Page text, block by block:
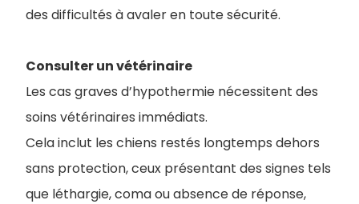
des difficultés à avaler en toute sécurité.
Consulter un vétérinaire
Les cas graves d’hypothermie nécessitent des
soins vétérinaires immédiats.
Cela inclut les chiens restés longtemps dehors
sans protection, ceux présentant des signes tels
que léthargie, coma ou absence de réponse,